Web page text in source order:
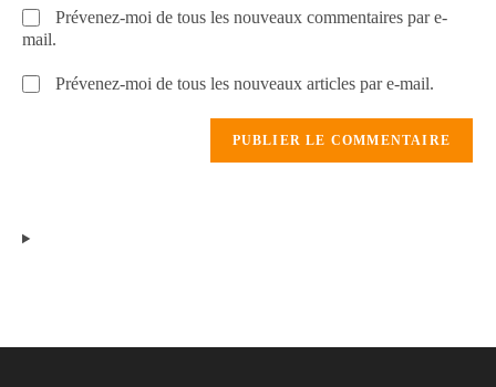
Prévenez-moi de tous les nouveaux commentaires par e-
mail.
Prévenez-moi de tous les nouveaux articles par e-mail.